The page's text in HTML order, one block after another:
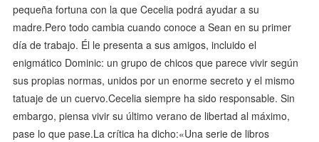
pequeña fortuna con la que Cecelia podrá ayudar a su
madre.Pero todo cambia cuando conoce a Sean en su primer
día de trabajo. Él le presenta a sus amigos, incluido el
enigmático Dominic: un grupo de chicos que parece vivir según
sus propias normas, unidos por un enorme secreto y el mismo
tatuaje de un cuervo.Cecelia siempre ha sido responsable. Sin
embargo, piensa vivir su último verano de libertad al máximo,
pase lo que pase.La crítica ha dicho:«Una serie de libros